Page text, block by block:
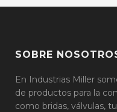
SOBRE
En Industrias Miller
de productos para la
como bridas, válvulas,